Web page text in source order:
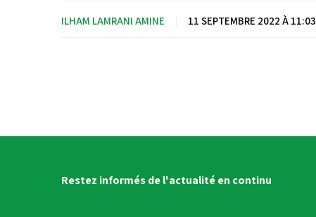
ILHAM LAMRANI AMINE 11 SEPTEMBRE 2022 À 11:03
Restez informés de l'actualité en continu